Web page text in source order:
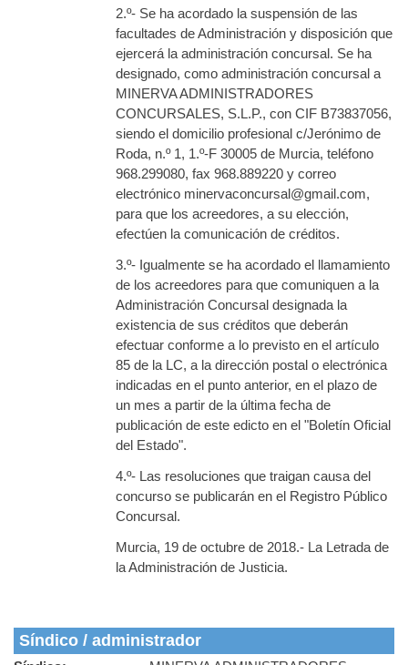
2.º- Se ha acordado la suspensión de las
facultades de Administración y disposición que
ejercerá la administración concursal. Se ha
designado, como administración concursal a
MINERVA ADMINISTRADORES
CONCURSALES, S.L.P., con CIF B73837056,
siendo el domicilio profesional c/Jerónimo de
Roda, n.º 1, 1.º-F 30005 de Murcia, teléfono
968.299080, fax 968.889220 y correo
electrónico minervaconcursal@gmail.com,
para que los acreedores, a su elección,
efectúen la comunicación de créditos.
3.º- Igualmente se ha acordado el llamamiento
de los acreedores para que comuniquen a la
Administración Concursal designada la
existencia de sus créditos que deberán
efectuar conforme a lo previsto en el artículo
85 de la LC, a la dirección postal o electrónica
indicadas en el punto anterior, en el plazo de
un mes a partir de la última fecha de
publicación de este edicto en el "Boletín Oficial
del Estado".
4.º- Las resoluciones que traigan causa del
concurso se publicarán en el Registro Público
Concursal.
Murcia, 19 de octubre de 2018.- La Letrada de
la Administración de Justicia.
Síndico / administrador